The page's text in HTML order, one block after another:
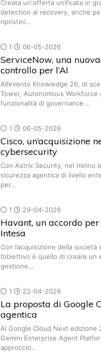
Creata un'offerta unificata in
detection al recovery, anche
ripristini…
1 06-05-2026
ServiceNow, una
controllo per l’AI
All’evento Knowledge 26, di
Tower, Autonomous Workforce
funzionalità di governance…
1 06-05-2026
Cisco, un’acquisizione
cybersecurity
Con Astrix Security, nel mirino
sicurezza agentica di livello
per…
1 29-04-2026
Havant, un accordo
Intesa
Con l’acquisizione della società
l’obiettivo è quello di creare un
gestione…
1 22-04-2026
La proposta di Google
agentica
Al Google Cloud Next edizione
Gemini Enterprise Agent
approccio…